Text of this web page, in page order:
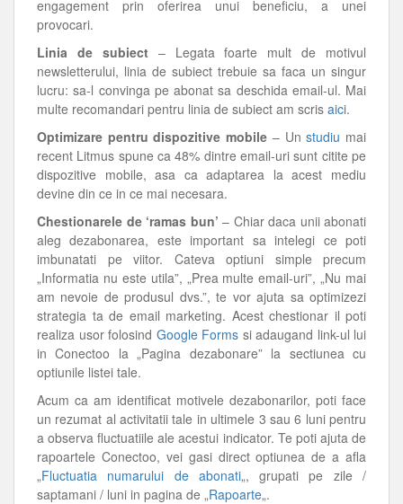
engagement prin oferirea unui beneficiu, a unei
provocari.
Linia de subiect– Legata foarte mult de motivul
newsletterului, linia de subiect trebuie sa faca un singur
lucru: sa-l convinga pe abonat sa deschida email-ul. Mai
multe recomandari pentru linia de subiect am scris aici.
Optimizare pentru dispozitive mobile – Unstudiu mai
recent Litmus spune ca 48% dintre email-uri sunt citite pe
dispozitive mobile, asa ca adaptarea la acest mediu
devine din ce in ce mai necesara.
Chestionarele de ‘ramas bun’ – Chiar daca unii abonati
aleg dezabonarea, este important sa intelegi ce poti
imbunatati pe viitor. Cateva optiuni simple precum
„Informatia nu este utila”, „Prea multe email-uri”, „Nu mai
am nevoie de produsul dvs.”, te vor ajuta sa optimizezi
strategia ta de email marketing. Acest chestionar il poti
realiza usor folosind Google Forms si adaugand link-ul lui
in Conectoo la „Pagina dezabonare” la sectiunea cu
optiunile listei tale.
Acum ca am identificat motivele dezabonarilor, poti face
un rezumat al activitatii tale in ultimele 3 sau 6 luni pentru
a observa fluctuatiile ale acestui indicator. Te poti ajuta de
rapoartele Conectoo, vei gasi direct optiunea de a afla
„Fluctuatia numarului de abonati„, grupati pe zile /
saptamani / luni in pagina de „Rapoarte„.